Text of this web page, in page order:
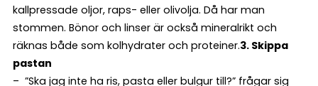
kallpressade oljor, raps- eller olivolja. Då har man
stommen. Bönor och linser är också mineralrikt och
räknas både som kolhydrater och proteiner.3. Skippa
pastan
– ”Ska jag inte ha ris, pasta eller bulgur till?” frågar sig